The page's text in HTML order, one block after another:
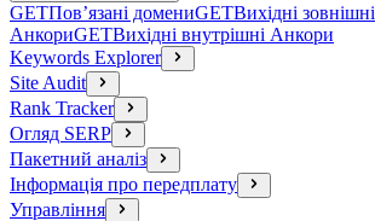
GETПов’язані домениGETВихідні зовнішні
АнкориGETВихідні внутрішні Анкори
Keywords Explorer
Site Audit
Rank Tracker
Огляд SERP
Пакетний аналіз
Інформація про передплату
Управління